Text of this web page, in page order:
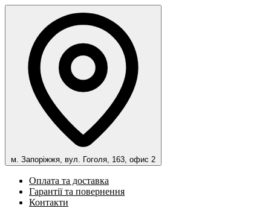
м. Запоріжжя, вул. Гоголя, 163, офис 2
Оплата та доставка
Гарантії та повернення
Контакти